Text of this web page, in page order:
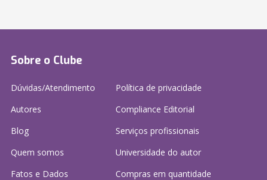
Sobre o Clube
Dúvidas/Atendimento
Autores
Blog
Quem somos
Fatos e Dados
Política de privacidade
Compliance Editorial
Serviços profissionais
Universidade do autor
Compras em quantidade